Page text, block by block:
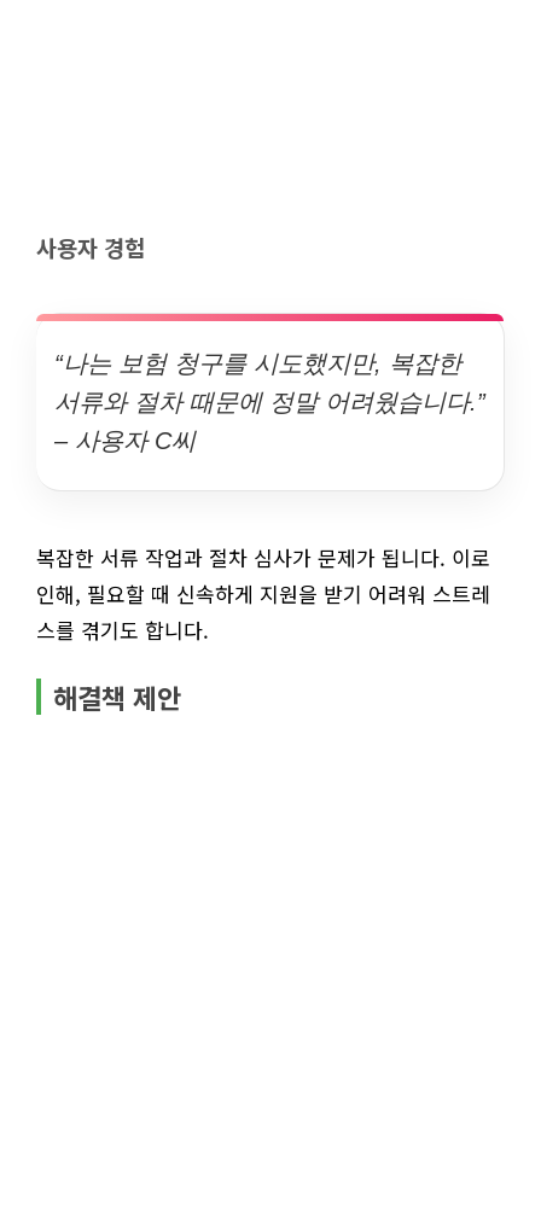
사용자 경험
“나는 보험 청구를 시도했지만, 복잡한
서류와 절차 때문에 정말 어려웠습니다.”
– 사용자 C씨
복잡한 서류 작업과 절차 심사가 문제가 됩니다. 이로
인해, 필요할 때 신속하게 지원을 받기 어려워 스트레
스를 겪기도 합니다.
해결책 제안